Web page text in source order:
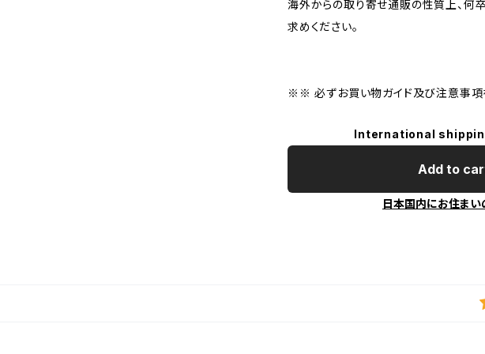
海外からの取り寄せ通販の性質上、何
求めください。
※※ 必ずお買い物ガイド及び注意事項
International
Add to
日本国内にお住まい